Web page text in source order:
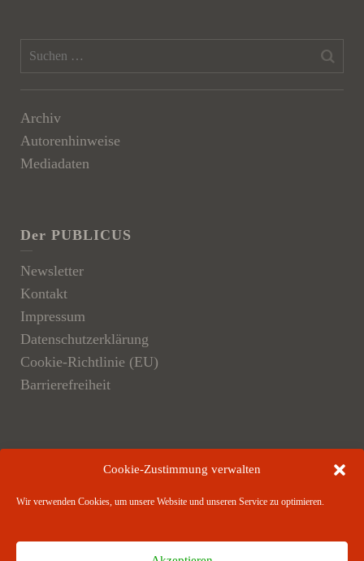
Cookie-Zustimmung verwalten
Wir verwenden Cookies, um unsere Website und unseren Service zu optimieren.
Archiv
Autorenhinweise
Mediadaten
Der PUBLICUS
Newsletter
Kontakt
Impressum
Datenschutzerklärung
Cookie-Richtlinie (EU)
Barrierefreiheit